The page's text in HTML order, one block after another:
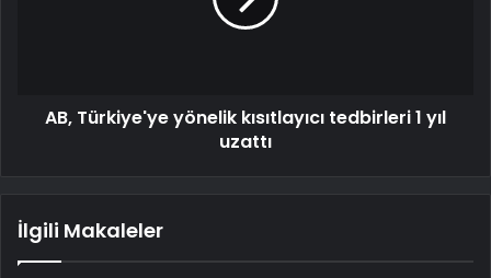
AB, Türkiye'ye yönelik kısıtlayıcı tedbirleri 1 yıl
uzattı
İlgili Makaleler